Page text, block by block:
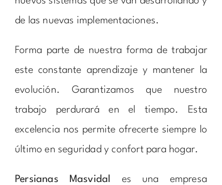
de las nuevas implementaciones.
Forma parte de nuestra forma de trabajar
este constante aprendizaje y mantener la
evolución. Garantizamos que nuestro
trabajo perdurará en el tiempo. Esta
excelencia nos permite ofrecerte siempre lo
último en seguridad y confort para hogar.
Persianas Masvidal
es una empresa